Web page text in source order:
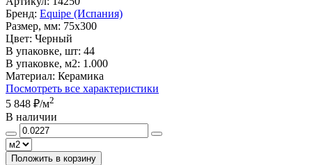
Бренд: Equipe (Испания)
Размер, мм: 75x300
Цвет: Черный
В упаковке, шт: 44
В упаковке, м2: 1.000
Материал: Керамика
Посмотреть все характеристики
5 848 ₽/м2
В наличии
Положить в корзину